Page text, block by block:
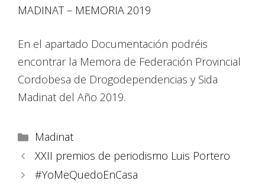
MADINAT – MEMORIA 2019
En el apartado Documentación podréis
encontrar la Memora de Federación Provincial
Cordobesa de Drogodependencias y Sida
Madinat del Año 2019.
Madinat
XXII premios de periodismo Luis Portero
#YoMeQuedoEnCasa